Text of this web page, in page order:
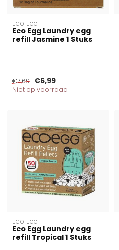
ECO EGG
Eco Egg Laundry egg
refill Jasmine 1 Stuks
€7,69 €6,99
Niet op voorraad
ECO EGG
Eco Egg Laundry egg
refill Tropical 1 Stuks